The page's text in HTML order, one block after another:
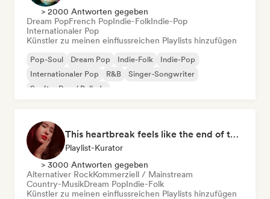
> 2000 Antworten gegeben
Dream PopFrench PopIndie-FolkIndie-Pop
Internationaler Pop
Künstler zu meinen einflussreichen Playlists hinzufügen
Pop-Soul Dream Pop Indie-Folk
Indie-Pop
Internationaler Pop
R&B
Singer-Songwriter
Sanfter Pop / Ballade
This heartbreak feels like the end of the world
Playlist-Kurator
> 3000 Antworten gegeben
Alternativer RockKommerziell / Mainstream
Country-MusikDream PopIndie-Folk
Künstler zu meinen einflussreichen Playlists hinzufügen